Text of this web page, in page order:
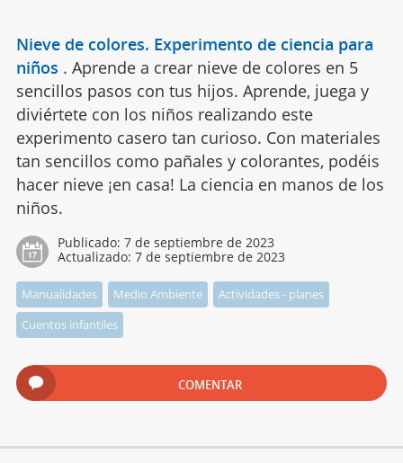
Nieve de colores. Experimento de ciencia para
niños . Aprende a crear nieve de colores en 5
sencillos pasos con tus hijos. Aprende, juega y
diviértete con los niños realizando este
experimento casero tan curioso. Con materiales
tan sencillos como pañales y colorantes, podéis
hacer nieve ¡en casa! La ciencia en manos de los
niños.
Publicado: 7 de septiembre de 2023
Actualizado: 7 de septiembre de 2023
Manualidades Medio Ambiente
Actividades - planes
Cuentos infantiles
COMENTAR